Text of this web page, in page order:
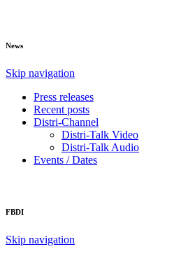
News
Skip navigation
Press releases
Recent posts
Distri-Channel
Distri-Talk Video
Distri-Talk Audio
Events / Dates
FBDI
Skip navigation